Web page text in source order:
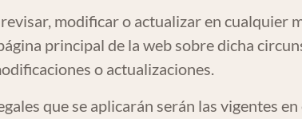
modificar o actualizar en
principal de la web sobre dicha
o actualizaciones.
que se aplicarán serán las vigentes